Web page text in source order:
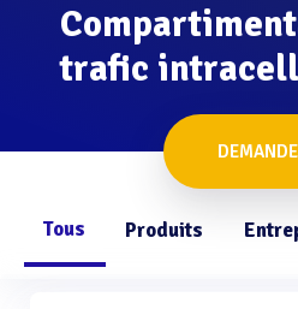
trafic
Tous Produits